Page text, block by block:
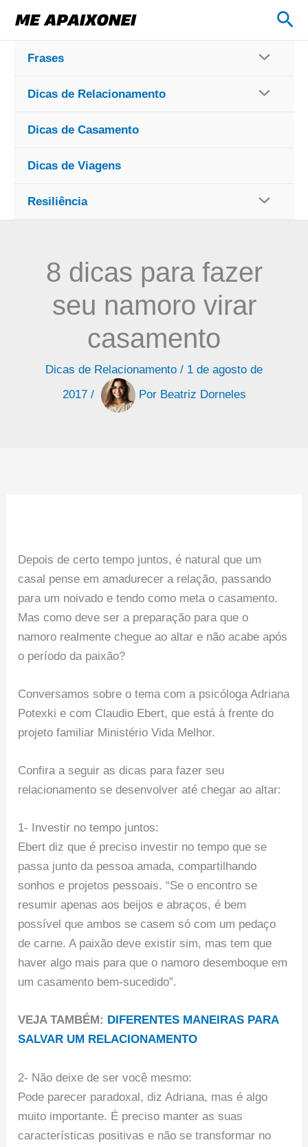
para
conteúdo
Frases
Dicas de Relacionamento
Dicas de Casamento
Dicas de Viagens
Resiliência
8 dicas para fazer
seu namoro virar
casamento
Dicas de Relacionamento / 1 de agosto de
2017 / Por Beatriz Dorneles
Depois de certo tempo juntos, é natural que um
casal pense em amadurecer a relação, passando
para um noivado e tendo como meta o casamento.
Mas como deve ser a preparação para que o
namoro realmente chegue ao altar e não acabe após
o período da paixão?
Conversamos sobre o tema com a psicóloga Adriana
Potexki e com Claudio Ebert, que está à frente do
projeto familiar Ministério Vida Melhor.
Confira a seguir as dicas para fazer seu
relacionamento se desenvolver até chegar ao altar:
1- Investir no tempo juntos:
Ebert diz que é preciso investir no tempo que se
passa junto da pessoa amada, compartilhando
sonhos e projetos pessoais. “Se o encontro se
resumir apenas aos beijos e abraços, é bem
possível que ambos se casem só com um pedaço
de carne. A paixão deve existir sim, mas tem que
haver algo mais para que o namoro desemboque em
um casamento bem-sucedido”.
VEJA TAMBÉM: DIFERENTES MANEIRAS PARA
SALVAR UM RELACIONAMENTO
2- Não deixe de ser você mesmo:
Pode parecer paradoxal, diz Adriana, mas é algo
muito importante. É preciso manter as suas
características positivas e não se transformar no